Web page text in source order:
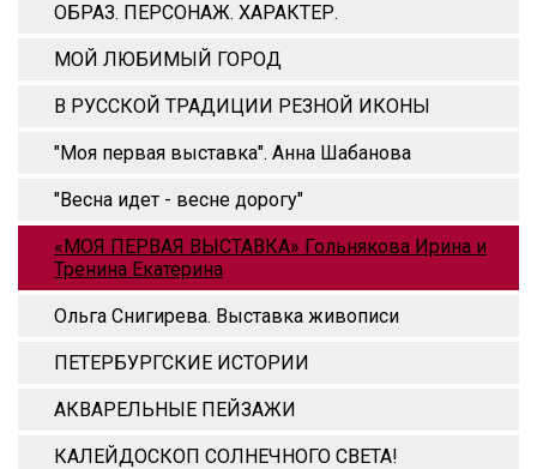
ОБРАЗ. ПЕРСОНАЖ. ХАРАКТЕР.
МОЙ ЛЮБИМЫЙ ГОРОД
В РУССКОЙ ТРАДИЦИИ РЕЗНОЙ ИКОНЫ
"Моя первая выставка". Анна Шабанова
"Весна идет - весне дорогу"
«МОЯ ПЕРВАЯ ВЫСТАВКА» Гольнякова Ирина и
Тренина Екатерина
Ольга Снигирева. Выставка живописи
ПЕТЕРБУРГСКИЕ ИСТОРИИ
АКВАРЕЛЬНЫЕ ПЕЙЗАЖИ
КАЛЕЙДОСКОП СОЛНЕЧНОГО СВЕТА!